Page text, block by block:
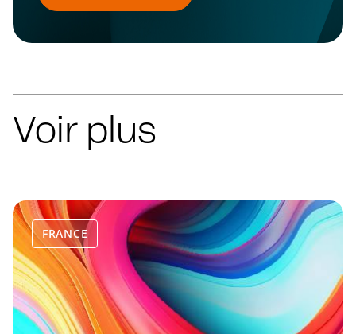
Voir plus
FRANCE